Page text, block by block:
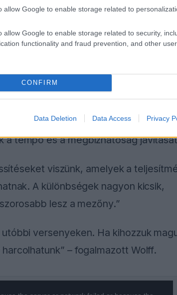
allow Google to enable storage related to
allow Google to enable storage related to security,
functionality and fraud prevention, and other user
CONFIRM
Data Deletion Data Access Privacy
pontosan tudják, hogy a
járhat, különösen úgy,
Bull Ringen több újdonságot is
tempó és a megbízhatóság
viszünk, amelyek a
A különbségek nagyon kicsik,
lesz a mezőny.”
versenyeken. Ha kihozzuk
– fogalmazott Wolff.